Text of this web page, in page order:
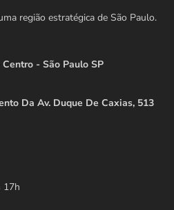
região estratégica de São Paulo.
- São Paulo SP
Da Av. Duque De Caxias, 513
17h